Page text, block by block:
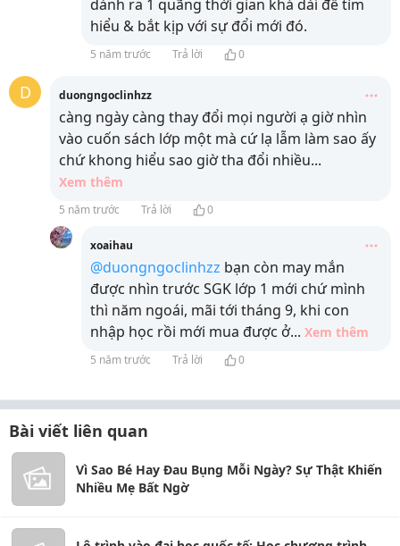
dành ra 1 quãng thời gian khá dài để tìm
hiểu & bắt kịp với sự đổi mới đó.
5 năm trước Trả lời 0
D duongngoclinhzz
càng ngày càng thay đổi mọi người ạ giờ nhìn
vào cuốn sách lớp một mà cứ lạ lẫm làm sao ấy
chứ khong hiểu sao giờ tha đổi nhiều...
Xem thêm
5 năm trước Trả lời 0
xoaihau
@duongngoclinhzz bạn còn may mắn
được nhìn trước SGK lớp 1 mới chứ mình
thì năm ngoái, mãi tới tháng 9, khi con
nhập học rồi mới mua được ở... Xem thêm
5 năm trước Trả lời 0
Bài viết liên quan
Vì Sao Bé Hay Đau Bụng Mỗi Ngày? Sự Thật Khiến
Nhiều Mẹ Bất Ngờ